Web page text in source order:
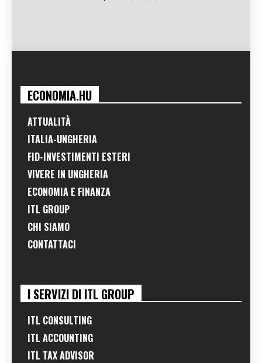
ECONOMIA.HU
ATTUALITÀ
ITALIA-UNGHERIA
FID-INVESTIMENTI ESTERI
VIVERE IN UNGHERIA
ECONOMIA E FINANZA
ITL GROUP
CHI SIAMO
CONTATTACI
I SERVIZI DI ITL GROUP
ITL CONSULTING
ITL ACCOUNTING
ITL TAX ADVISOR